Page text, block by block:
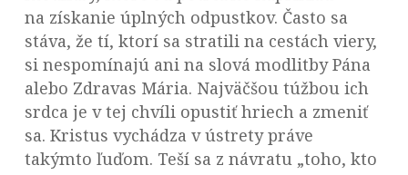
na získanie úplných odpustkov. Často sa
stáva, že tí, ktorí sa stratili na cestách viery,
si nespomínajú ani na slová modlitby Pána
alebo Zdravas Mária. Najväčšou túžbou ich
srdca je v tej chvíli opustiť hriech a zmeniť
sa. Kristus vychádza v ústrety práve
takýmto ľuďom. Teší sa z návratu „toho, kto